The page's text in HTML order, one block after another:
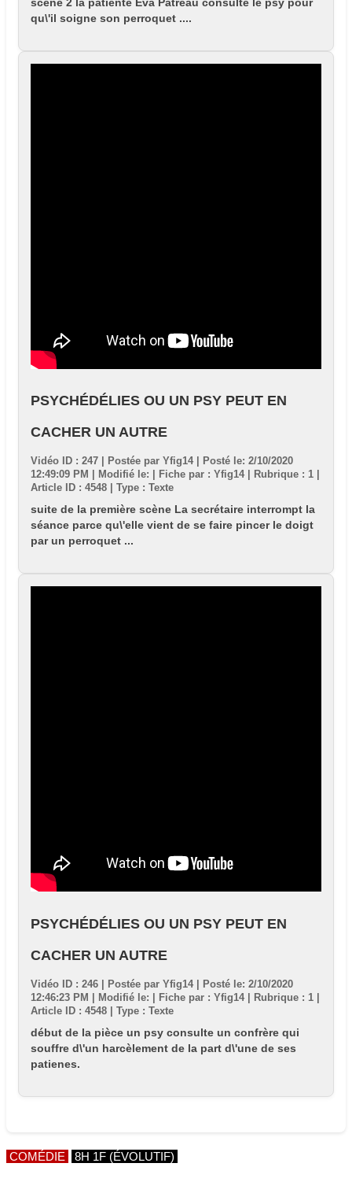
scène 2 la patiente Eva Patreau consulte le psy pour
qu\'il soigne son perroquet ....
PSYCHÉDÉLIES OU UN PSY PEUT EN
CACHER UN AUTRE
Vidéo ID : 247 | Postée par Yfig14 | Posté le: 2/10/2020
12:49:09 PM | Modifié le: | Fiche par : Yfig14 | Rubrique : 1 |
Article ID : 4548 | Type : Texte
suite de la première scène La secrétaire interrompt la
séance parce qu\'elle vient de se faire pincer le doigt
par un perroquet ...
PSYCHÉDÉLIES OU UN PSY PEUT EN
CACHER UN AUTRE
Vidéo ID : 246 | Postée par Yfig14 | Posté le: 2/10/2020
12:46:23 PM | Modifié le: | Fiche par : Yfig14 | Rubrique : 1 |
Article ID : 4548 | Type : Texte
début de la pièce un psy consulte un confrère qui
souffre d\'un harcèlement de la part d\'une de ses
patienes.
COMÉDIE 8H 1F (ÉVOLUTIF)